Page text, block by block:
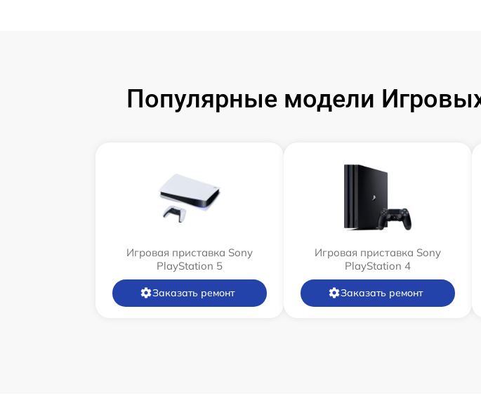
Популярные модели
Игровая приставка Sony
PlayStation 5
Заказать ремонт
Игровая приставка Sony
PlayStation 4
Заказать ремонт